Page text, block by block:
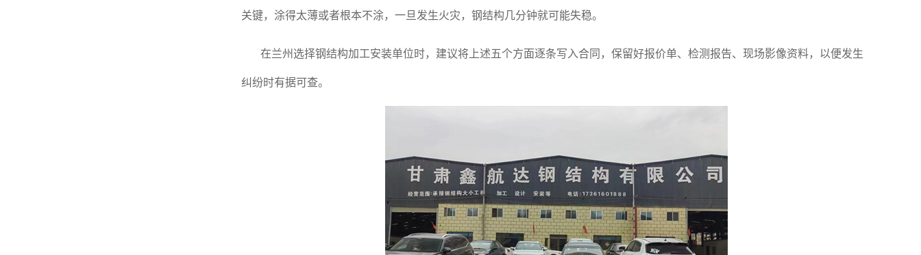
关键，涂得太薄或者根本不涂，一旦发生火灾，钢结构几分钟就可能失稳。
在兰州选择钢结构加工安装单位时，建议将上述五个方面逐条写入合同，保留好报价单、检测报告、现场影像资料，以便发生
纠纷时有据可查。